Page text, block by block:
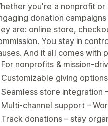
you're a nonprofit
donation
are: online store,
You stay in
And it all comes
For nonprofits & mission-
Customizable giving
Seamless store integration
Multi-channel support –
Track donations – stay